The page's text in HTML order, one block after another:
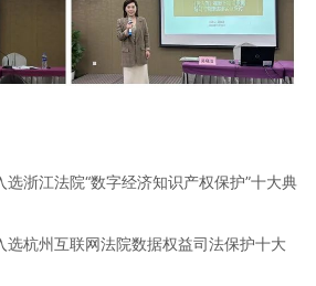
选浙江法院“数字经济知识产权保护”十大典
选杭州互联网法院数据权益司法保护十大